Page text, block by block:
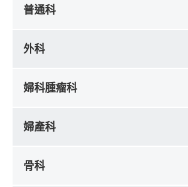
普通科
外科
婦科腫瘤科
婦產科
骨科